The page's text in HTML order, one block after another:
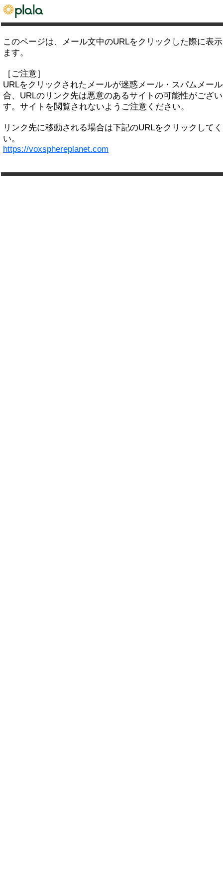
このページは、メール文中のURLをクリックした際に表
ます。
［ご注意］
URLをクリックされたメールが迷惑メール・スパムメー
合、URLのリンク先は悪意のあるサイトの可能性がござ
す。サイトを閲覧されないようご注意ください。
リンク先に移動される場合は下記のURLをクリックして
い。
https://voxsphereplanet.com